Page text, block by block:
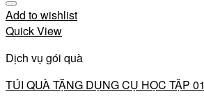
Add to wishlist
Quick View
Dịch vụ gói quà
TÚI QUÀ TẶNG DỤNG CỤ HỌC TẬP 01